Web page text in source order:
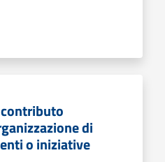
di
o iniziative